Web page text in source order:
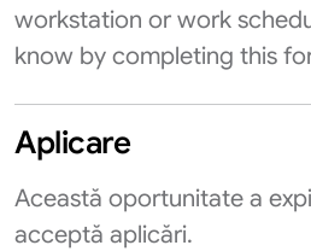
workstation or work
know by completing this
Aplicare
Această oportunitate a
acceptă aplicări.